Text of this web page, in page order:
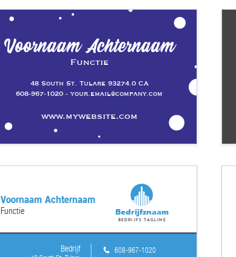
www.mywebsite.com
48 South St. Tulare 93274.0 CA
608-967-1020 - your.email@company.com
Voornaam Achternaam
Functie
608-967-1020
Functie
Bedrijf
Voornaam Achternaam
Bedrijfsnaam
Bedrijfs tagline